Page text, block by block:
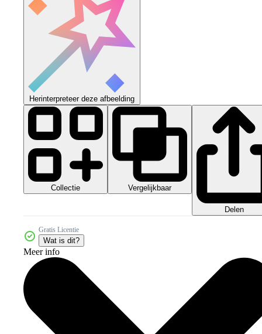
Herinterpreteer deze afbeelding
Collectie Vergelijkbaar
Delen
Gratis Licentie
Wat is dit?
Meer info